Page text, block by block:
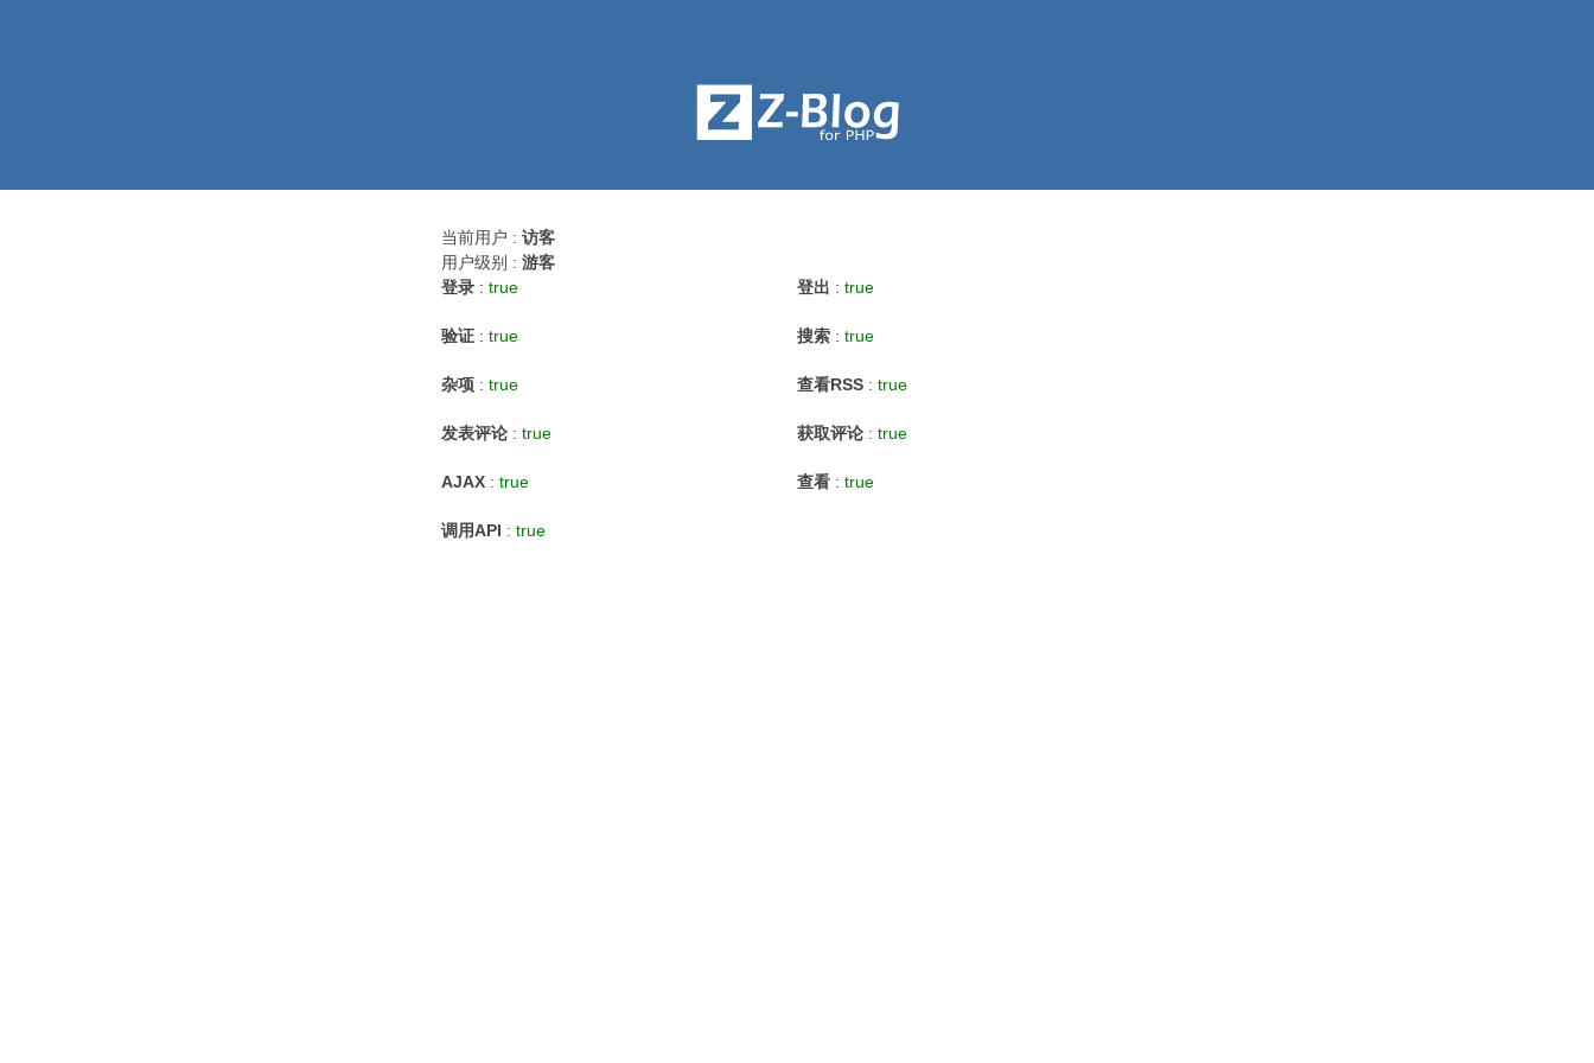
当前用户 : 访客
用户级别 : 游客
登录 : true 登出 : true
验证 : true 搜索 : true
杂项 : true 查看RSS : true
发表评论 : true 获取评论 : true
AJAX : true 查看 : true
调用API : true